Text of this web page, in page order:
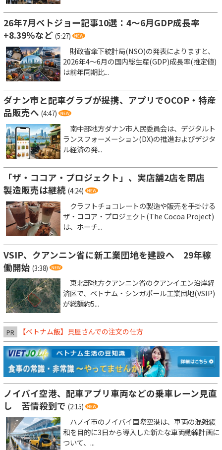
26年7月ベトジョー記事10選：4～6月GDP成長率
+8.39％など (5:27)
財政省傘下統計局(NSO)の発表によりますと、
2026年4～6月の国内総生産(GDP)成長率(推定値)
は前年同期比...
ダナン市と配車グラブが提携、アプリでOCOP・特産
品販売へ (4:47)
南中部地方ダナン市人民委員会は、デジタルト
ランスフォーメーション(DX)の推進およびデジタ
ル経済の発...
「ザ・ココア・プロジェクト」、実店舗2店を閉店
製造販売は継続 (4:24)
クラフトチョコレートの製造や販売を手掛ける
ザ・ココア・プロジェクト(The Cocoa Project)
は、ホーチ...
VSIP、クアンニン省に新工業団地を建設へ 29年稼
働開始 (3:38)
東北部地方クアンニン省のクアンイエン沿岸経
済区で、ベトナム・シンガポール工業団地(VSIP)
が総額約5...
PR 【ベトナム飯】貝屋さんでの注文の仕方
ノイバイ空港、配車アプリ車両などの乗車レーン見直
し 苦情殺到で (2:15)
ハノイ市のノイバイ国際空港は、車両の混雑緩
和を目的に3日から導入した新たな車両動線計画に
ついて、...